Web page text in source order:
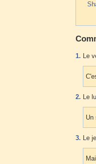
1. Le
2. Le
Un
3. Le